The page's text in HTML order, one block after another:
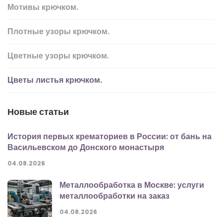
Мотивы крючком.
Плотные узоры крючком.
Цветные узоры крючком.
Цветы листья крючком.
Новые статьи
История первых крематориев в России: от бань на
Васильевском до Донского монастыря
04.08.2026
Металлообработка в Москве: услуги
металлообработки на заказ
04.08.2026